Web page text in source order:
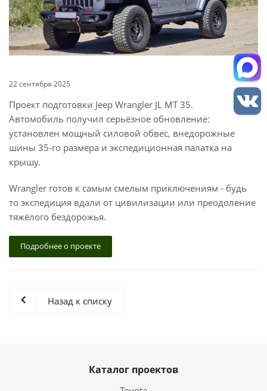
22 сентября 2025
Проект подготовки Jeep Wrangler JL MT 35.
Автомобиль получил серьёзное обновление:
установлен мощный силовой обвес, внедорожные
шины 35-го размера и экспедиционная палатка на
крышу.
Wrangler готов к самым смелым приключениям - будь
то экспедиция вдали от цивилизации или преодоление
тяжёлого бездорожья.
Подробнее о проекте
Назад к списку
Каталог проектов